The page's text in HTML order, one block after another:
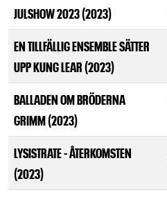
JULSHOW 2023 (2023)
EN TILLFÄLLIG ENSEMBLE SÄTTER
UPP KUNG LEAR (2023)
BALLADEN OM BRÖDERNA
GRIMM (2023)
LYSISTRATE - ÅTERKOMSTEN
(2023)